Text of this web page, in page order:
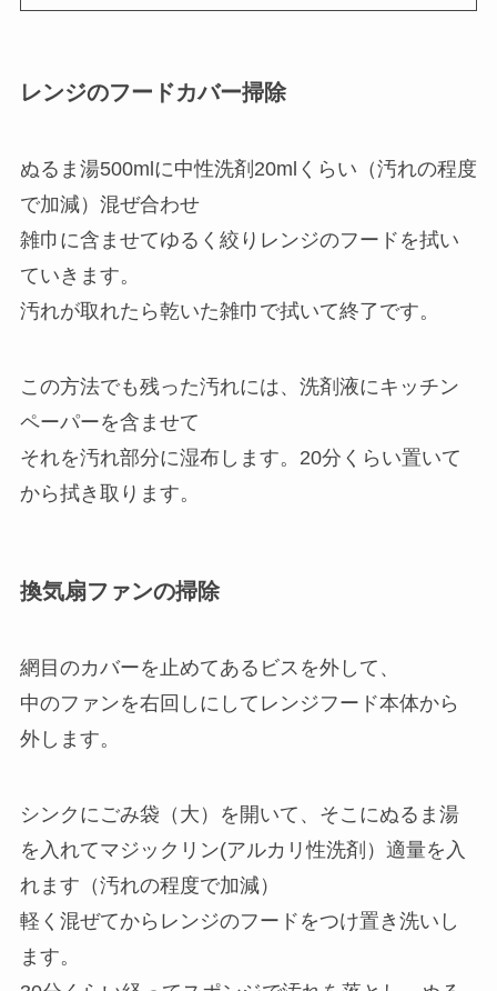
レンジのフードカバー掃除
ぬるま湯500mlに中性洗剤20mlくらい（汚れの程度
で加減）混ぜ合わせ
雑巾に含ませてゆるく絞りレンジのフードを拭い
ていきます。
汚れが取れたら乾いた雑巾で拭いて終了です。
この方法でも残った汚れには、洗剤液にキッチン
ペーパーを含ませて
それを汚れ部分に湿布します。20分くらい置いて
から拭き取ります。
換気扇ファンの掃除
網目のカバーを止めてあるビスを外して、
中のファンを右回しにしてレンジフード本体から
外します。
シンクにごみ袋（大）を開いて、そこにぬるま湯
を入れてマジックリン(アルカリ性洗剤）適量を入
れます（汚れの程度で加減）
軽く混ぜてからレンジのフードをつけ置き洗いし
ます。